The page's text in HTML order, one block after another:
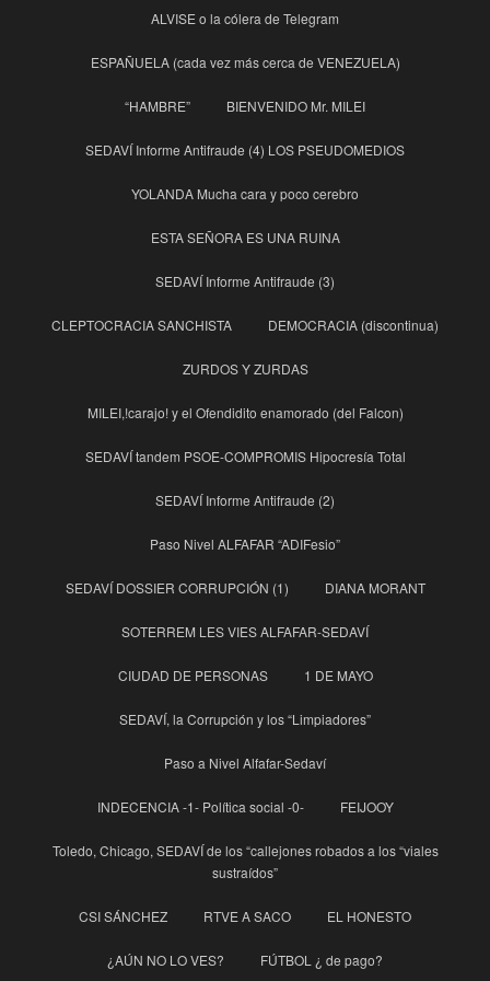
ALVISE o la cólera de Telegram
ESPAÑUELA (cada vez más cerca de VENEZUELA)
“HAMBRE” BIENVENIDO Mr. MILEI
SEDAVÍ Informe Antifraude (4) LOS PSEUDOMEDIOS
YOLANDA Mucha cara y poco cerebro
ESTA SEÑORA ES UNA RUINA
SEDAVÍ Informe Antifraude (3)
CLEPTOCRACIA SANCHISTA DEMOCRACIA (discontinua)
ZURDOS Y ZURDAS
MILEI,!carajo! y el Ofendidito enamorado (del Falcon)
SEDAVÍ tandem PSOE-COMPROMIS Hipocresía Total
SEDAVÍ Informe Antifraude (2)
Paso Nivel ALFAFAR “ADIFesio”
SEDAVÍ DOSSIER CORRUPCIÓN (1) DIANA MORANT
SOTERREM LES VIES ALFAFAR-SEDAVÍ
CIUDAD DE PERSONAS 1 DE MAYO
SEDAVÍ, la Corrupción y los “Limpiadores”
Paso a Nivel Alfafar-Sedaví
INDECENCIA -1- Política social -0- FEIJOOY
Toledo, Chicago, SEDAVÍ de los “callejones robados a los “viales
sustraídos”
CSI SÁNCHEZ RTVE A SACO EL HONESTO
¿AÚN NO LO VES? FÚTBOL ¿ de pago?